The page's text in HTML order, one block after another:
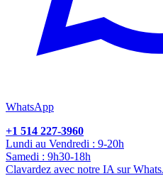
WhatsApp
+1 514 227-3960
Lundi au Vendredi : 9-20h
Samedi : 9h30-18h
Clavardez avec notre IA sur